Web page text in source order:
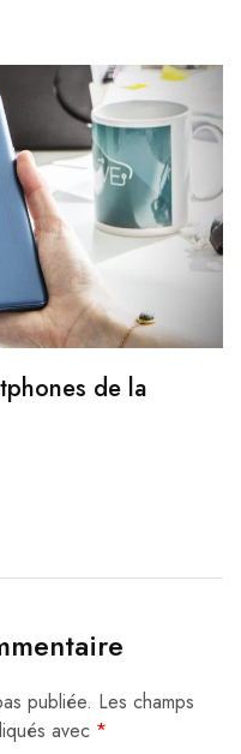
de la
publiée. Les champs
avec *